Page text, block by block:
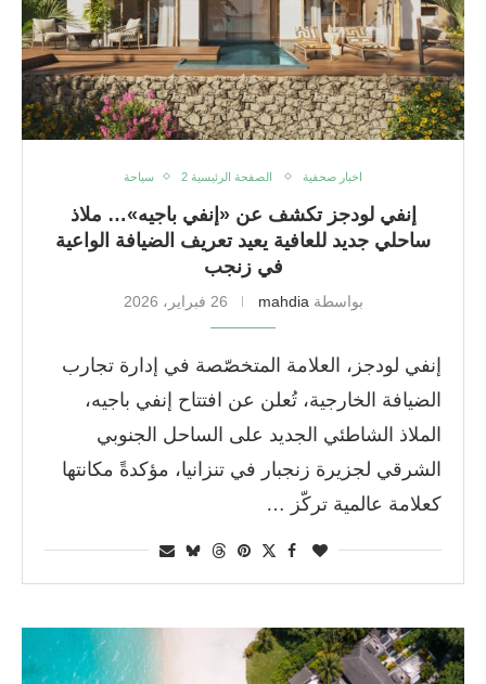
اخبار صحفية الصفحة الرئيسية 2 سياحة
إنفي لودجز تكشف عن «إنفي باجيه»… ملاذ
ساحلي جديد للعافية يعيد تعريف الضيافة الواعية
في زنجب
بواسطة mahdia 26 فبراير، 2026
إنفي لودجز، العلامة المتخصّصة في إدارة تجارب
الضيافة الخارجية، تُعلن عن افتتاح إنفي باجيه،
الملاذ الشاطئي الجديد على الساحل الجنوبي
الشرقي لجزيرة زنجبار في تنزانيا، مؤكدةً مكانتها
كعلامة عالمية تركّز …